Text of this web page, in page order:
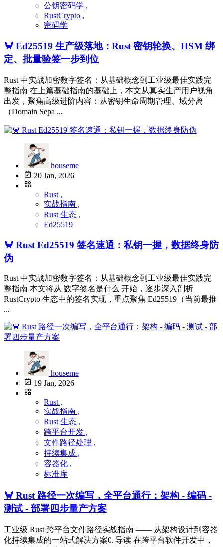
公钥密码学 ,
RustCrypto ,
密码学
🦀 Ed25519 生产级落地：Rust 密钥轮换、HSM 绑
定、批量验签一步到位
Rust 中实战加密数字签名：从基础概念到工业级最佳实践完
整指南 在上篇基础指南的基础上，本文从真实生产用户视角
出发，聚焦高级进阶内容：从密钥生命周期管理、域分离
（Domain Sepa ...
houseme
20 Jan, 2026
Rust ,
实战指南 ,
Rust 生态 ,
Ed25519
🦀 Rust Ed25519 签名速通：私钥一握，数据终身防
伪
Rust 中实战加密数字签名：从基础概念到工业级最佳实践完
整指南 本文将从 数字签名是什么 开始，逐步深入剖析
RustCrypto 生态中的签名实现，重点聚焦 Ed25519（当前最推
...
houseme
19 Jan, 2026
Rust ,
实战指南 ,
Rust 生态 ,
跨平台开发 ,
文件路径处理 ,
持续集成 ,
容器化 ,
标准库
🦀 Rust 路径一次编写，全平台通行：架构 - 编码 -
测试 - 部署四步量产方案
工业级 Rust 跨平台文件路径实战指南 —— 从架构设计到容器
化持续集成的一站式解决方案0. 导读 在跨平台软件开发中，